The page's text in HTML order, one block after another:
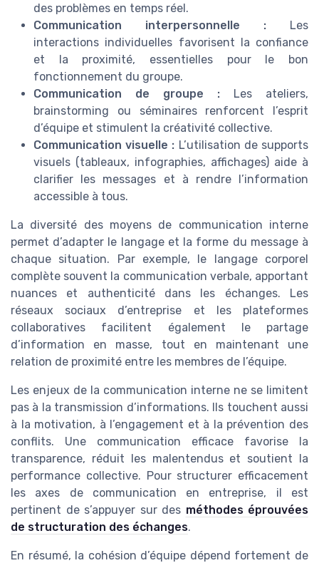
des problèmes en temps réel.
Communication interpersonnelle : Les
interactions individuelles favorisent la confiance
et la proximité, essentielles pour le bon
fonctionnement du groupe.
Communication de groupe : Les ateliers,
brainstorming ou séminaires renforcent l’esprit
d’équipe et stimulent la créativité collective.
Communication visuelle : L’utilisation de supports
visuels (tableaux, infographies, affichages) aide à
clarifier les messages et à rendre l’information
accessible à tous.
La diversité des moyens de communication interne
permet d’adapter le langage et la forme du message à
chaque situation. Par exemple, le langage corporel
complète souvent la communication verbale, apportant
nuances et authenticité dans les échanges. Les
réseaux sociaux d’entreprise et les plateformes
collaboratives facilitent également le partage
d’information en masse, tout en maintenant une
relation de proximité entre les membres de l’équipe.
Les enjeux de la communication interne ne se limitent
pas à la transmission d’informations. Ils touchent aussi
à la motivation, à l’engagement et à la prévention des
conflits. Une communication efficace favorise la
transparence, réduit les malentendus et soutient la
performance collective. Pour structurer efficacement
les axes de communication en entreprise, il est
pertinent de s’appuyer sur des méthodes éprouvées
de structuration des échanges.
En résumé, la cohésion d’équipe dépend fortement de